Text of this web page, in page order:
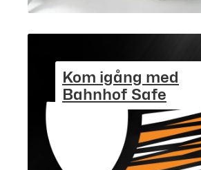
Kom igång med
Bahnhof Safe